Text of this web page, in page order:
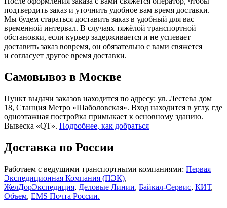
подтвердить заказ и уточнить удобное вам время доставки.
Мы будем стараться доставить заказ в удобный для вас
временной интервал. В случаях тяжёлой транспортной
обстановки, если курьер задерживается и не успевает
доставить заказ вовремя, он обязательно с вами свяжется
и согласует другое время доставки.
Самовывоз в Москве
Пункт выдачи заказов находится по адресу: ул. Лестева дом
18, Станция Метро «Шаболовская». Вход находится в углу, где
одноэтажная постройка примыкает к основному зданию.
Вывеска «QT». Подробнее, как добраться
Доставка по России
Работаем с ведущими транспортными компаниями: Первая
Экспедиционная Компания (ПЭК),
ЖелДорЭкспедиция, Деловые Линии, Байкал-Сервис, КИТ,
Объем, EMS Почта России.